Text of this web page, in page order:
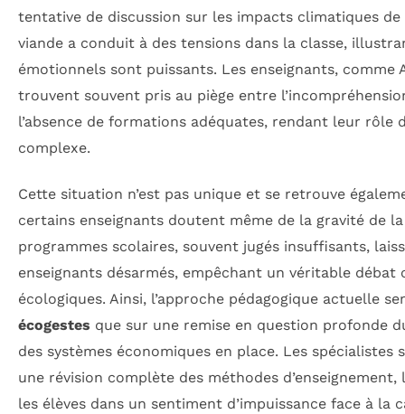
tentative de discussion sur les impacts climatiques
viande a conduit à des tensions dans la classe,
émotionnels sont puissants. Les enseignants, comme
trouvent souvent pris au piège entre
l’absence de formations adéquates, rendant leur rôle
complexe.
Cette situation n’est pas unique et se retrouve
certains enseignants doutent même de la gravité de
programmes scolaires, souvent jugés insuffisants,
enseignants désarmés, empêchant un véritable débat
écologiques. Ainsi, l’approche pédagogique actuelle
écogestes que sur une remise en question profonde
des systèmes économiques en place. Les spécialistes
une révision complète des méthodes d’enseignement,
les élèves dans un sentiment d’impuissance face à la